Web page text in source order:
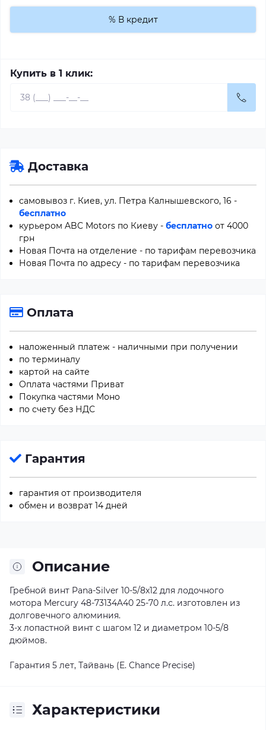
% В кредит
Купить в 1 клик:
Доставка
самовывоз г. Киев, ул. Петра Калнышевского, 16 -
бесплатно
курьером ABC Motors по Киеву - бесплатно от 4000
грн
Новая Почта на отделение - по тарифам перевозчика
Новая Почта по адресу - по тарифам перевозчика
Оплата
наложенный платеж - наличными при получении
по терминалу
картой на сайте
Оплата частями Приват
Покупка частями Моно
по счету без НДС
Гарантия
гарантия от производителя
обмен и возврат 14 дней
Описание
Гребной винт Pana-Silver 10-5/8x12 для лодочного
мотора Mercury 48-73134A40 25-70 л.с. изготовлен из
долговечного алюминия.
3-х лопастной винт с шагом 12 и диаметром 10-5/8
дюймов.
Гарантия 5 лет, Тайвань (E. Chance Precise)
Характеристики